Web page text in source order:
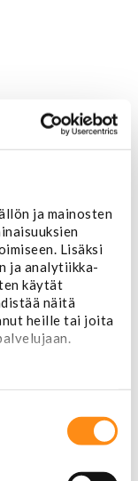
ja mainosten
Lisäksi
ja analytiikka-
käytät
näitä
heille tai joita